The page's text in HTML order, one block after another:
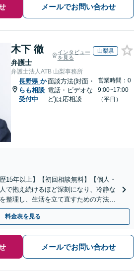
メールでお問い合わせ
木下 徹
弁護士
インタビュー
を見る
山梨県
弁護士法人ATB 山梨事務所
長野県 か
らも相談
受付中
面談方法(対面・
電話・ビデオな
ど)は応相談
営業時間：0
9:00~17:00
（平日）
15年以上】【初回相談無料】【個人・
で抱え続けるほど深刻になり、冷静な
整理し、生活を立て直すための方法は
一度ご相談ください。
料金表を見る
メールでお問い合わせ